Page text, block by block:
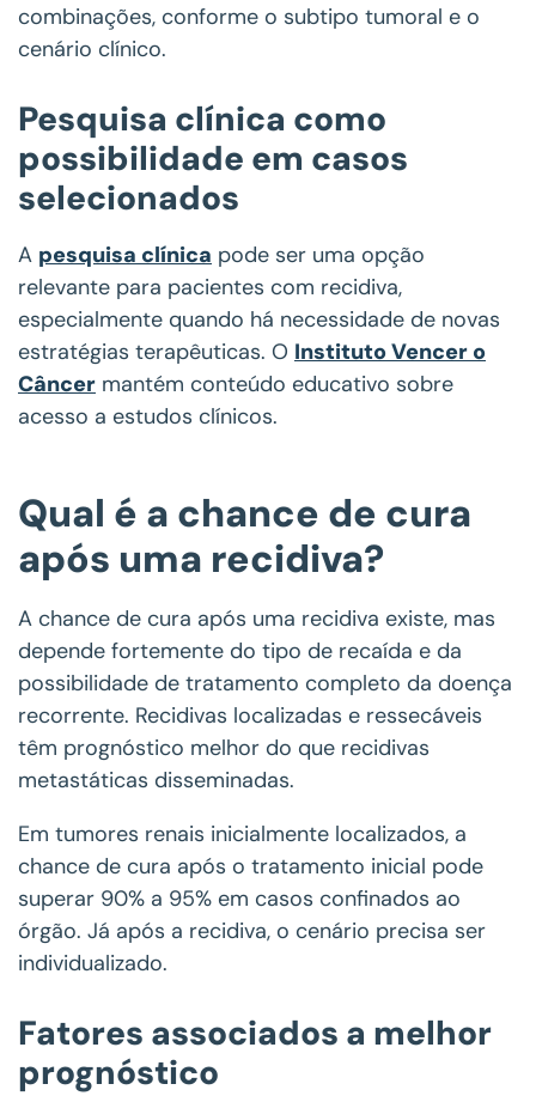
combinações, conforme o subtipo tumoral e o
cenário clínico.
Pesquisa clínica como
possibilidade em casos
selecionados
A pesquisa clínica pode ser uma opção
relevante para pacientes com recidiva,
especialmente quando há necessidade de novas
estratégias terapêuticas. O Instituto Vencer o
Câncer mantém conteúdo educativo sobre
acesso a estudos clínicos.
Qual é a chance de cura
após uma recidiva?
A chance de cura após uma recidiva existe, mas
depende fortemente do tipo de recaída e da
possibilidade de tratamento completo da doença
recorrente. Recidivas localizadas e ressecáveis
têm prognóstico melhor do que recidivas
metastáticas disseminadas.
Em tumores renais inicialmente localizados, a
chance de cura após o tratamento inicial pode
superar 90% a 95% em casos confinados ao
órgão. Já após a recidiva, o cenário precisa ser
individualizado.
Fatores associados a melhor
prognóstico